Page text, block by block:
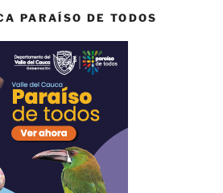
PARAÍSO DE TODOS